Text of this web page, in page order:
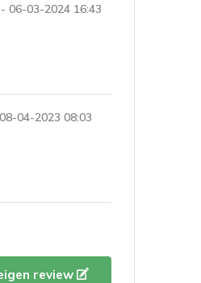
- 06-03-2024 16:43
04-2023 08:03
review